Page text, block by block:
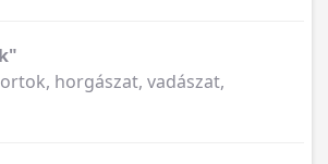
horgászat, vadászat,